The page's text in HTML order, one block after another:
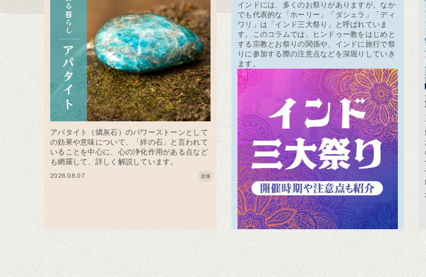
アパタイト（燐灰石）のパワーストーンとして
の効果や意味について、「絆の石」と言われて
いることを中心に、心の浄化作用がある点など
も網羅して、詳しく解説しています。
2026.08.07 岩座
インドには、多くのお祭りがありますが、なか
でも代表的な「ホーリー」「ダシェラ」「ディ
ワリ」は「インド三大祭り」と呼ばれていま
す。このコラムでは、ヒンドゥー教をはじめと
する宗教とお祭りの関係や、インドに旅行で祭
りに参加する際の注意点などを深堀りしていき
ます。